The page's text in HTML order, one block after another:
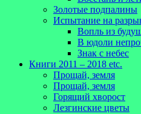
Золотые подпалины
Испытание на
Вопль из
В юдоли
Знак с небес
Книги 2011 – 2018 etc.
Прощай, земля
Прощай, земля
Горящий хворост
Лезгинские цветы